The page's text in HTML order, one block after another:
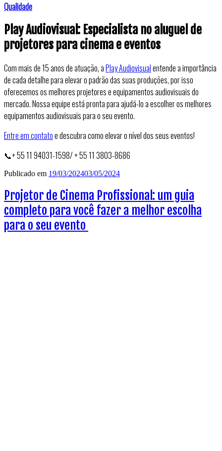
Qualidade
Play Audiovisual: Especialista no aluguel de
projetores para cinema e eventos
Com mais de 15 anos de atuação, aPlay Audiovisualentende a importância
de cada detalhe para elevar o padrão das suas produções, por isso
oferecemos os melhores projetores e equipamentos audiovisuais do
mercado. Nossa equipe está pronta para ajudá-lo a escolher os melhores
equipamentos audiovisuais para o seu evento.
Entre em contatoe descubra como elevar o nível dos seus eventos!
📞+ 55 11 94031-1598/ + 55 11 3803-8686
Publicado em 19/03/202403/05/2024
Projetor de Cinema Profissional: um guia
completo para você fazer a melhor escolha
para o seu evento